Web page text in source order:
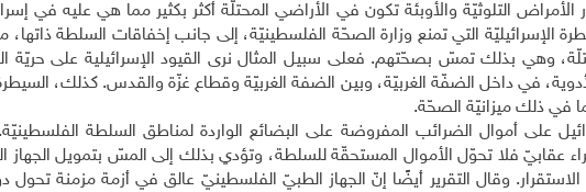
الأمراض التلوثيّة والأوبئة تكون في الأراضي المحتلّة أكثر بكثير مما هي عليه في
الإسرائيليّة التي تمنع وزارة الصحّة الفلسطينيّة، إلى جانب إخفاقات السلطة ذاتها،
وهي بذلك تمسّ بصحّتهم. فعلى سبيل المثال نرى القيود الإسرائيلية على حريّة
في داخل الضفّة الغربيّة، وبين الضفة الغربيّة وقطاع غزّة والقدس. كذلك، السيطرة
في ذلك ميزانيّة الصحّة.
على أموال الضرائب المفروضة على البضائع الواردة لمناطق السلطة
عقابيّ فلا تحوّل الأموال المستحقّة للسلطة، وتؤدي بذلك إلى المسّ بتمويل الجهاز
وقال التقرير أيضًا إنّ الجهاز الطبيّ الفلسطينيّ عالق في أزمة مزمنة تحول